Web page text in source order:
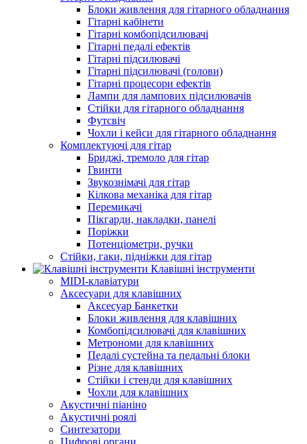
Блоки живлення для гітарного обладнання
Гітарні кабінети
Гітарні комбопідсилювачі
Гітарні педалі ефектів
Гітарні підсилювачі
Гітарні підсилювачі (голови)
Гітарні процесори ефектів
Лампи для лампових підсилювачів
Стійки для гітарного обладнання
Футсвіч
Чохли і кейси для гітарного обладнання
Комплектуючі для гітар
Бриджі, тремоло для гітар
Гвинти
Звукознімачі для гітар
Кілкова механіка для гітар
Перемикачі
Пікгарди, накладки, панелі
Поріжки
Потенціометри, ручки
Стійки, гаки, підніжки для гітар
Клавішні інструменти
MIDI-клавіатури
Аксесуари для клавішних
Аксесуар Банкетки
Блоки живлення для клавішних
Комбопідсилювачі для клавішних
Метрономи для клавішних
Педалі сустейна та педальні блоки
Різне для клавішних
Стійки і стенди для клавішних
Чохли для клавішних
Акустичні піаніно
Акустичні роялі
Синтезатори
Цифрові органи